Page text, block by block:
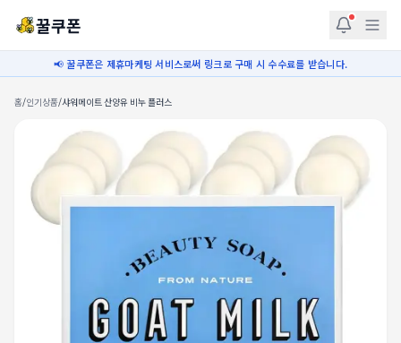
꿀쿠폰
📢 꿀쿠폰은 제휴마케팅 서비스로써 링크로 구매 시 수수료를 받습니다.
홈/인기상품/샤워메이트 산양유 비누 플러스